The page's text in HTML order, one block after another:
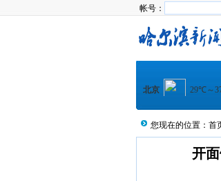
帐号：
您现在的位置： 首
开